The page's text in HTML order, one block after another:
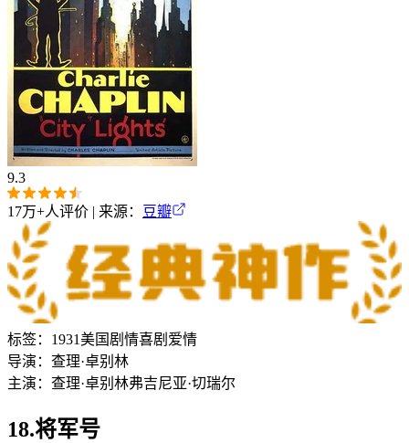
9.3
17万+人评价 | 来源： 豆瓣
标签： 1931美国 剧情喜剧 爱情
导演： 查理·卓别林
主演： 查理·卓别林弗吉尼亚·切瑞尔
18.将军号